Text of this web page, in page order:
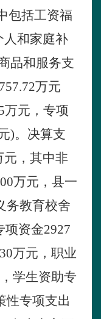
包括工资福
人和家庭补
品和服务支
万元
万元，专项
)。决算支
元，其中非
万元，县一
务教育校舍
项资金2927
万元，职业
学生资助专
性专项支出